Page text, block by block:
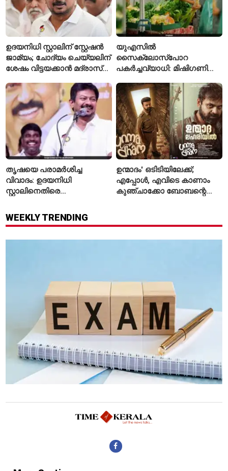
ഉദയനിധി സ്റ്റാലിന് സ്റ്റേഷൻ
ജാമ്യം; ചോദ്യം ചെയ്യലിന്
ശേഷം വിട്ടയക്കാൻ മദ്രാസ്
യുഎസിൽ
സൈക്ലോസ്പോറ
പകർച്ചവ്യാധി: മിഷിഗണിൽ
സ്ഥിരീകരിച്ചു
തൃഷയെ പരാമർശിച്ച
വിവാദം: ഉദയനിധി
സ്റ്റാലിനെതിരെ
എന്തെല്ലാം കുറ്റങ്ങൾ?
ഉന്മാദം' ഒടിടിയിലേക്ക്;
എപ്പോൾ, എവിടെ കാണാം
കുഞ്ചാക്കോ ബോബന്റെ
WEEKLY TRENDING